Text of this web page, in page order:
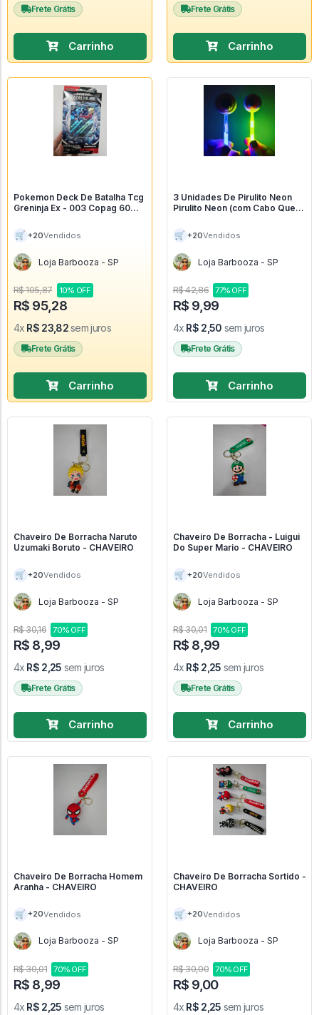
Frete Grátis
Carrinho
Frete Grátis
Carrinho
Pokemon Deck De Batalha Tcg
Greninja Ex - 003 Copag 60
Ilustradas
🛒 +20Vendidos
Loja Barbooza - SP
R$ 105,87 10% OFF
R$ 95,28
4x R$ 23,82sem juros
Frete Grátis
Carrinho
3 Unidades De Pirulito Neon
Pirulito Neon (com Cabo Que
🛒 +20Vendidos
Loja Barbooza - SP
R$ 42,86 77% OFF
R$ 9,99
4x R$ 2,50 sem juros
Frete Grátis
Carrinho
Chaveiro De Borracha Naruto
Uzumaki Boruto - CHAVEIRO
🛒 +20Vendidos
Loja Barbooza - SP
R$ 30,16 70% OFF
R$ 8,99
4x R$ 2,25 sem juros
Frete Grátis
Carrinho
Chaveiro De Borracha - Luigui
Do Super Mario - CHAVEIRO
🛒 +20Vendidos
Loja Barbooza - SP
R$ 30,01 70% OFF
R$ 8,99
4x R$ 2,25 sem juros
Frete Grátis
Carrinho
Chaveiro De Borracha Homem
Aranha - CHAVEIRO
🛒 +20Vendidos
Loja Barbooza - SP
R$ 30,01 70% OFF
R$ 8,99
4x R$ 2,25 sem juros
Chaveiro De Borracha Sortido -
CHAVEIRO
🛒 +20Vendidos
Loja Barbooza - SP
R$ 30,00 70% OFF
R$ 9,00
4x R$ 2,25 sem juros